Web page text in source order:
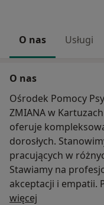
O nas Usługi
O nas
Ośrodek Pomocy
ZMIANA w
oferuje
dorosłych.
pracujących w
Stawiamy na
akceptacji i empatii.
osiągnąć
więcej